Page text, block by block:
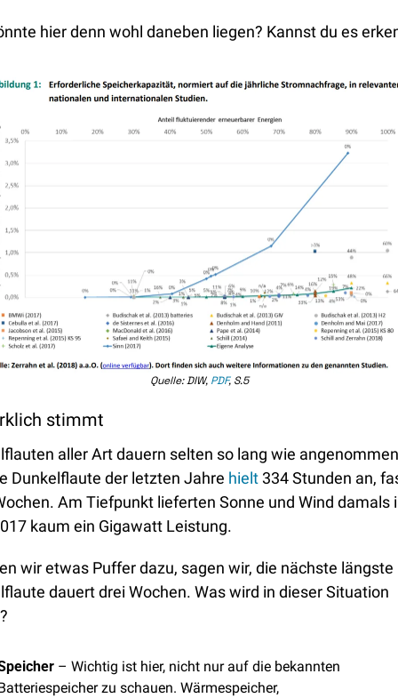
hier denn wohl daneben liegen? Kannst du es
Quelle: DIW, PDF, S.5
stimmt
aller Art dauern selten so lang wie
Dunkelflaute der letzten Jahre hielt 334 Stunden an,
Am Tiefpunkt lieferten Sonne und Wind damals
kaum ein Gigawatt Leistung.
wir etwas Puffer dazu, sagen wir, die nächste längste
dauert drei Wochen. Was wird in dieser Situation
– Wichtig ist hier, nicht nur auf die bekannten
zu schauen. Wärmespeicher,